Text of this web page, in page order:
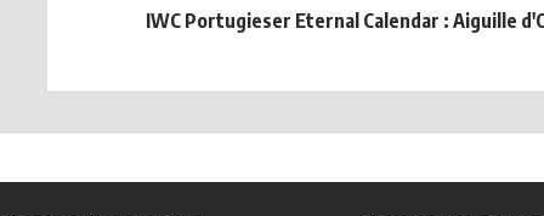
IWC Portugieser Eternal Calendar : Aiguille